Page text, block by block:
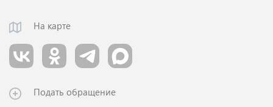
На карте
Подать обращение